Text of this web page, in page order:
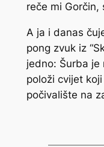
reče mi Gorčin,
A ja i danas
pong zvuk iz
jedno: Šurba je
položi cvijet
počivalište na